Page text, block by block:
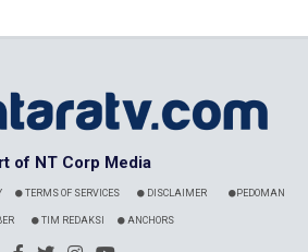
of NT Corp Media
TERMS OF SERVICES DISCLAIMER PEDOMAN
TIM REDAKSI ANCHORS